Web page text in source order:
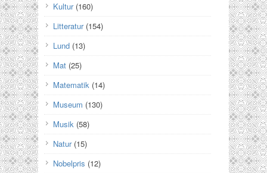
Kultur(160)
Litteratur(154)
Lund (13)
Mat (25)
Matematik (14)
Museum (130)
Musik (58)
Natur(15)
Nobelpris (12)